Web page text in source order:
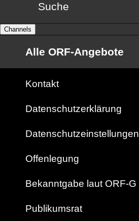
Suche
Channels
Alle ORF-Angebote
Kontakt
Datenschutzerklärung
Datenschutzeinstellungen
Offenlegung
Bekanntgabe laut ORF-G
Publikumsrat